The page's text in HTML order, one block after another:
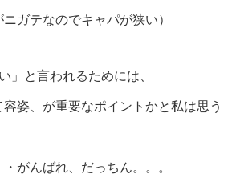
ニガテなのでキャパが狭い）
」と言われるためには、
姿、が重要なポイントかと私は思う
がんばれ、だっちん。。。